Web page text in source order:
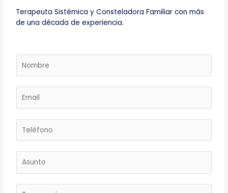
Terapeuta Sistémica y Consteladora Familiar con más
de una década de experiencia.
m